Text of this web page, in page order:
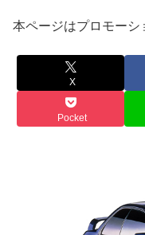
本ページはプロモーシ
X
Pocket